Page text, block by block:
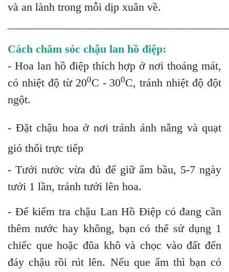
và an lành trong mỗi dịp xuân về.
Cách chăm sóc chậu lan hồ điệp:
- Hoa lan hồ điệp thích hợp ở nơi thoáng mát,
có nhiệt độ từ 200C - 300C, tránh nhiệt độ đột
ngột.
- Đặt chậu hoa ở nơi tránh ánh nắng và quạt
gió thổi trực tiếp
- Tưới nước vừa đủ để giữ ẩm bầu, 5-7 ngày
tưới 1 lần, tránh tưới lên hoa.
- Để kiểm tra chậu Lan Hồ Điệp có đang cần
thêm nước hay không, bạn có thể sử dụng 1
chiếc que hoặc đũa khô và chọc vào đất đến
đáy chậu rồi rút lên. Nếu que ẩm thì bạn có